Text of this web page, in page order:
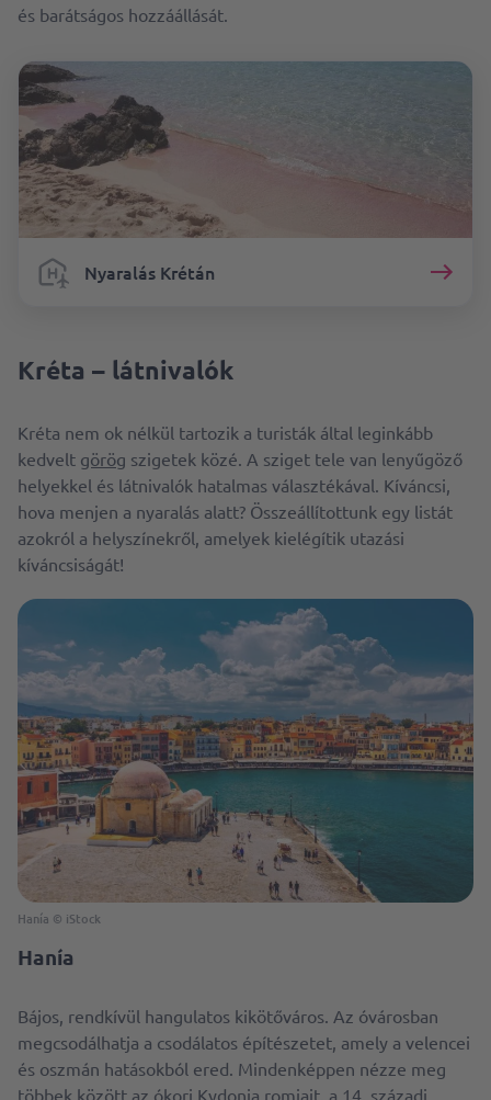
és barátságos hozzáállását.
Nyaralás Krétán
Kréta – látnivalók
Kréta nem ok nélkül tartozik a turisták által leginkább
kedvelt görög szigetek közé. A sziget tele van lenyűgöző
helyekkel és látnivalók hatalmas választékával. Kíváncsi,
hova menjen a nyaralás alatt? Összeállítottunk egy listát
azokról a helyszínekről, amelyek kielégítik utazási
kíváncsiságát!
Hanía © iStock
Hanía
Bájos, rendkívül hangulatos kikötőváros. Az óvárosban
megcsodálhatja a csodálatos építészetet, amely a velencei
és oszmán hatásokból ered. Mindenképpen nézze meg
többek között az ókori Kydonia romjait, a 14. századi